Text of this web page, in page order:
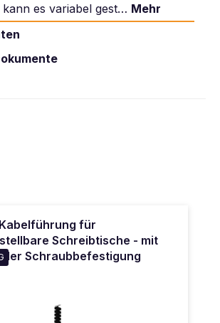
es variabel gest… Mehr
für
Schreibtische - mit
Schraubbefestigung